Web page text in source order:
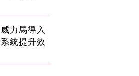
力馬導入
統提升效